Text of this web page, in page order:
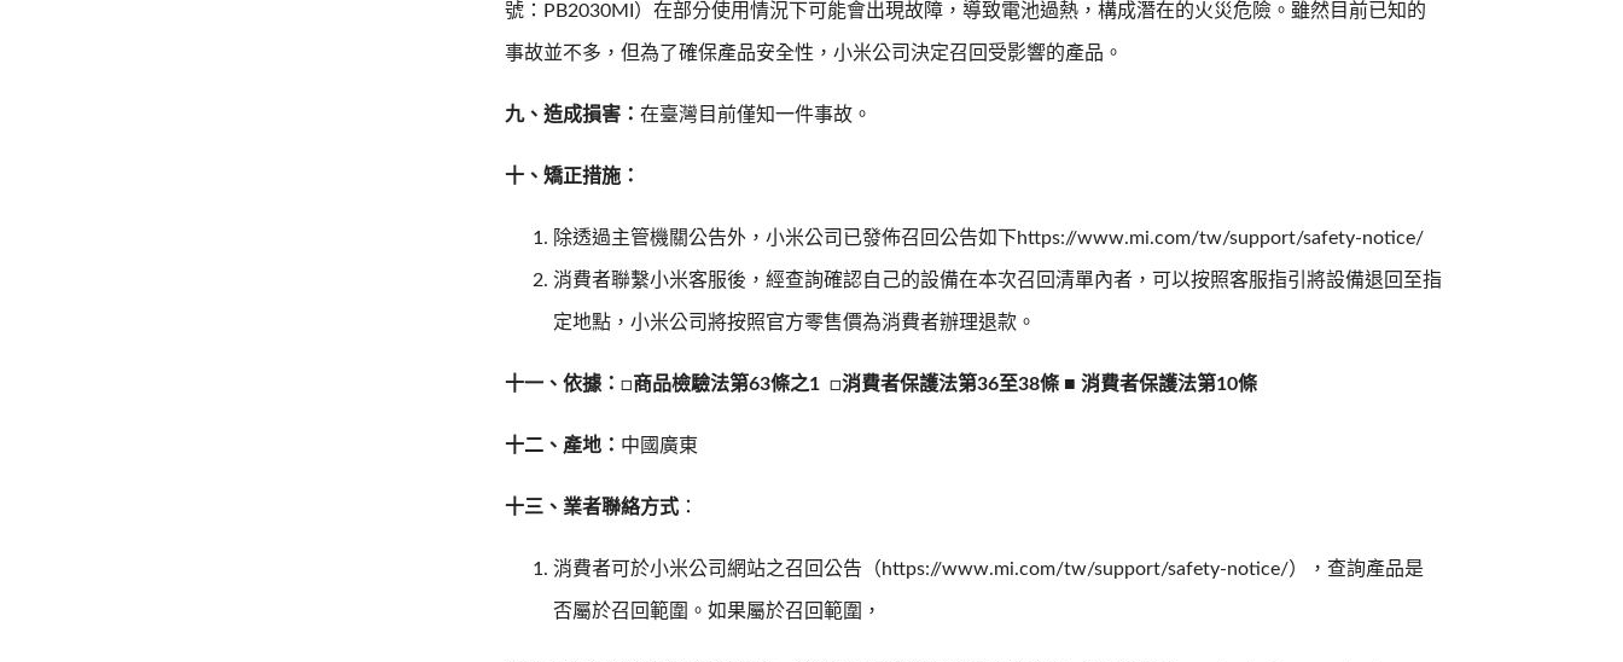
號：PB2030MI）在部分使用情況下可能會出現故障，導致電池過熱，構成潛在的火災危險。雖然目前已知的
事故並不多，但為了確保產品安全性，小米公司決定召回受影響的產品。
九、造成損害：在臺灣目前僅知一件事故。
十、矯正措施：
除透過主管機關公告外，小米公司已發佈召回公告如下https://www.mi.com/tw/support/safety-notice/
消費者聯繫小米客服後，經查詢確認自己的設備在本次召回清單內者，可以按照客服指引將設備退回至指
定地點，小米公司將按照官方零售價為消費者辦理退款。
十一、依據：□商品檢驗法第63條之1□消費者保護法第36至38條 ■ 消費者保護法第10條
十二、產地： 中國廣東
十三、業者聯絡方式 ：
消費者可於小米公司網站之召回公告（https://www.mi.com/tw/support/safety-notice/），查詢產品是
否屬於召回範圍。如果屬於召回範圍，